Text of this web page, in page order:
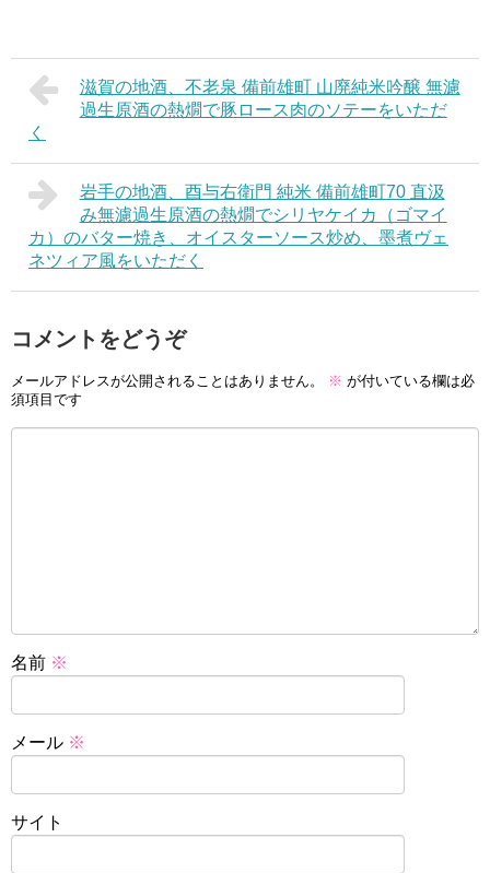
滋賀の地酒、不老泉 備前雄町 山廃純米吟醸 無濾
過生原酒の熱燗で豚ロース肉のソテーをいただ
く
岩手の地酒、酉与右衛門 純米 備前雄町70 直汲
み無濾過生原酒の熱燗でシリヤケイカ（ゴマイ
カ）のバター焼き、オイスターソース炒め、墨煮ヴェ
ネツィア風をいただく
コメントをどうぞ
メールアドレスが公開されることはありません。 ※ が付いている欄は必
須項目です
名前 ※
メール ※
サイト